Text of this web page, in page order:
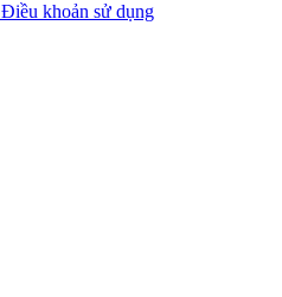
Điều khoản sử dụng